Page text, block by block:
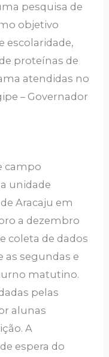
pesquisa de
objetivo
escolaridade,
proteínas de
atendidas no
– Governador
campo
unidade
Aracaju em
a dezembro
coleta de dados
as segundas e
matutino.
pelas
alunas
A
espera do